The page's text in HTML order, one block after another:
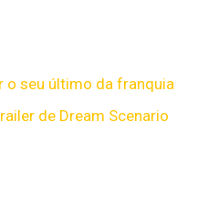
o seu último da franquia
de Dream Scenario